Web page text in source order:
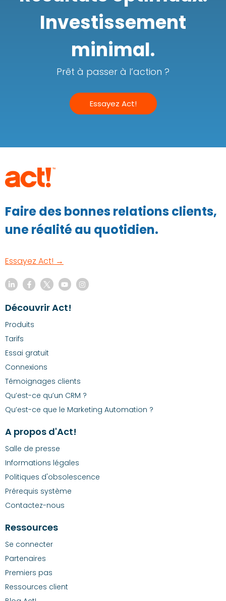
Investissement
minimal.
Prêt à passer à l’action ?
Essayez Act!
Faire des bonnes relations clients,
une réalité au quotidien.
Essayez Act! →
Découvrir Act!
Produits
Tarifs
Essai gratuit
Connexions
Témoignages clients
Qu’est-ce qu’un CRM ?
Qu’est-ce que le Marketing Automation ?
A propos d'Act!
Salle de presse
Informations légales
Politiques d'obsolescence
Prérequis système
Contactez-nous
Ressources
Se connecter
Partenaires
Premiers pas
Ressources client